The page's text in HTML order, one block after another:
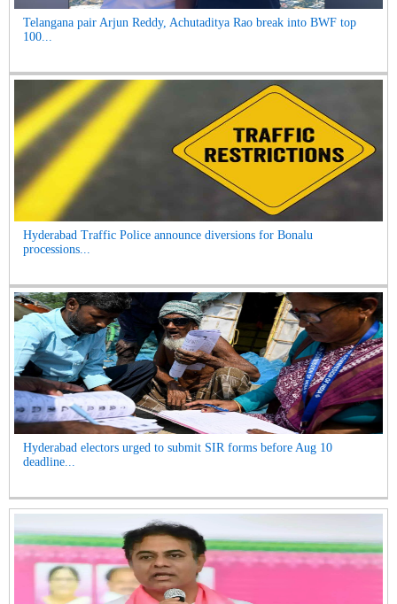
Telangana pair Arjun Reddy, Achutaditya Rao break into BWF top
100...
Hyderabad Traffic Police announce diversions for Bonalu
processions...
Hyderabad electors urged to submit SIR forms before Aug 10
deadline...